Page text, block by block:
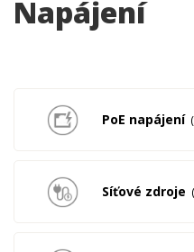
Napájení
PoE napájení
Síťové zdroje